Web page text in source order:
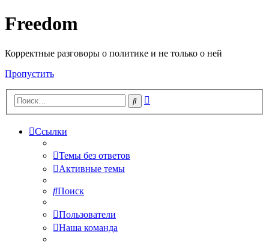
Freedom
Корректные разговоры о политике и не только о ней
Пропустить
Поиск
Ссылки
Темы без ответов
Активные темы
Поиск
Пользователи
Наша команда